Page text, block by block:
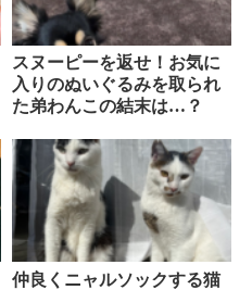
スヌーピーを返せ！お気に
入りのぬいぐるみを取られ
た弟わんこの結末は…？
仲良くニャルソックする猫